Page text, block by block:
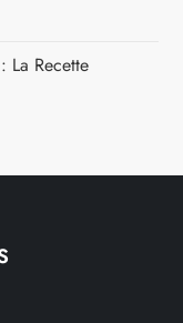
La Recette